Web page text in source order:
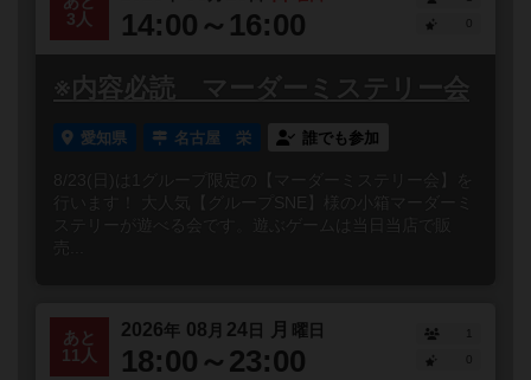
3人
14:00～16:00
※内容必読 マーダーミステリー会
愛知県 名古屋 栄 誰でも参加
8/23(日)は1グループ限定の【マーダーミステリー会】を
行います！ 大人気【グループSNE】様の小箱マーダーミ
ステリーが遊べる会です。遊ぶゲームは当日当店で販
売...
あと
11人
2026年 08 月 24 日 月 曜日
18:00～23:00
1